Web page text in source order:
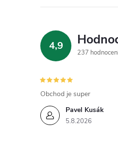
4,9
237
Pavel Kusák
5.8.2026
Obchod je super